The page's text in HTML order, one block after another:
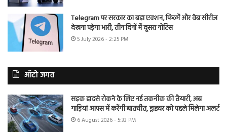
Telegram पर सरकार का बड़ा एक्शन, फिल्में और वेब सीरीज
देखना पड़ेगा भारी, तीन दिनों में दूसरा नोटिस
5 July 2026 - 2:25 PM
ऑटो जगत
सड़क हादसे रोकने के लिए नई तकनीक की तैयारी, अब
गाड़ियां आपस में करेंगी बातचीत, ड्राइवर को पहले मिलेगा अलर्ट
6 August 2026 - 5:33 PM